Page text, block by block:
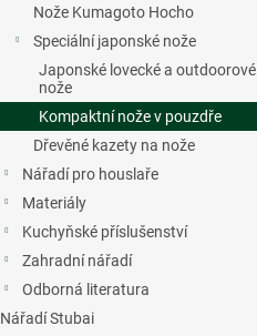
Nože Kumagoto Hocho
Speciální japonské nože
Japonské lovecké a outdoorové
nože
Kompaktní nože v pouzdře
Dřevěné kazety na nože
Nářadí pro houslaře
Materiály
Kuchyňské příslušenství
Zahradní nářadí
Odborná literatura
Nářadí Stubai